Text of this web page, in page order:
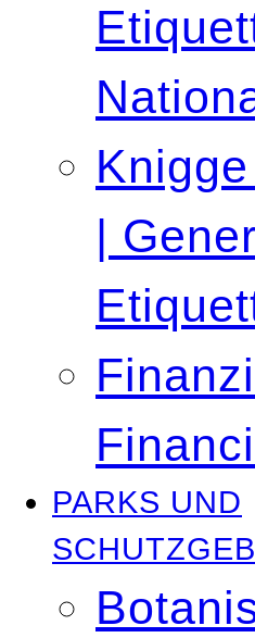
|
PARKS UND